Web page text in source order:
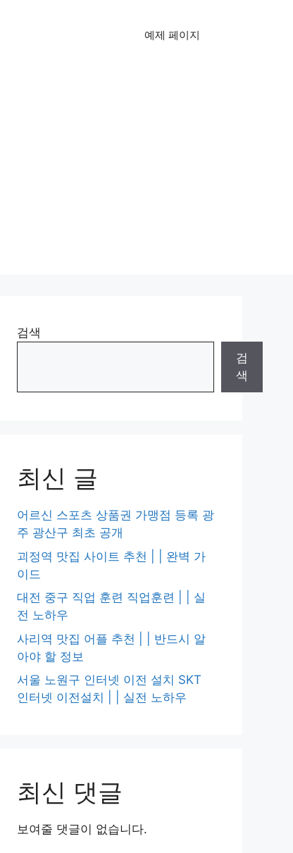
예제 페이지
검색
검
색
최신 글
어르신 스포츠 상품권 가맹점 등록 광
주 광산구 최초 공개
괴정역 맛집 사이트 추천 | | 완벽 가
이드
대전 중구 직업 훈련 직업훈련 | | 실
전 노하우
사리역 맛집 어플 추천 | | 반드시 알
아야 할 정보
서울 노원구 인터넷 이전 설치 SKT
인터넷 이전설치 | | 실전 노하우
최신 댓글
보여줄 댓글이 없습니다.